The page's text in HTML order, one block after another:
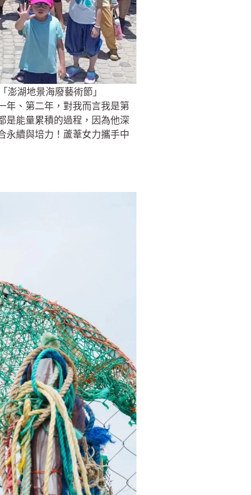
澎湖地景海廢藝術節」
年、第二年，對我而言我是第
是能量累積的過程，因為他深
永續與培力！蘆葦女力攜手中